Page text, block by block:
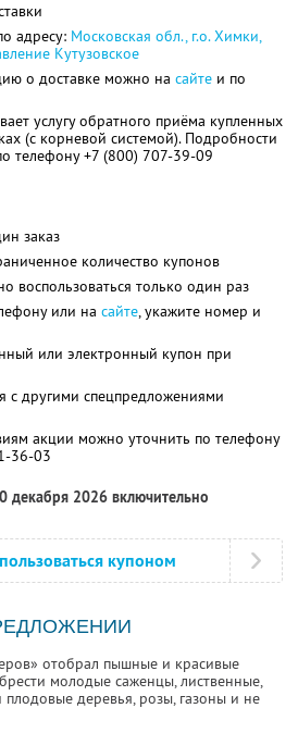
адресу: Московская обл., г.о. Химки,
Кутузовское
о доставке можно на сайте и по
услугу обратного приёма купленных
(с корневой системой). Подробности
телефону+7 (800) 707-39-09
заказ
количество купонов
только один раз
или на сайте, укажите номер и
или электронный купон при
с другими спецпредложениями
акции можно уточнить по телефону
36-03
декабря 2026 включительно
купоном
отобрал пышные и красивые
молодые саженцы, лиственные,
деревья, розы, газоны и не